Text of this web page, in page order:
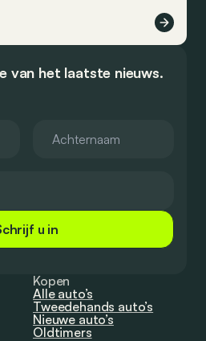
van het laatste nieuws.
u in
Kopen
Alle auto’s
Tweedehands auto’s
Nieuwe auto’s
Oldtimers